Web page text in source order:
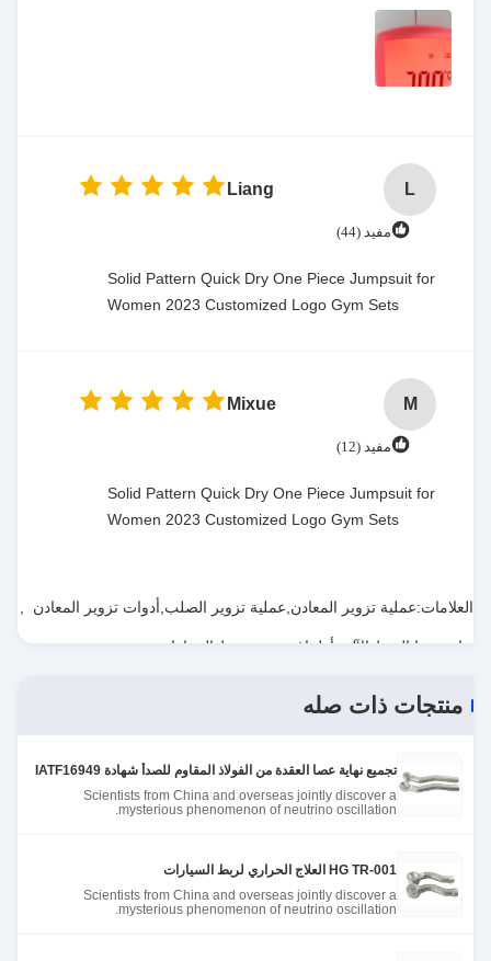
L
Liang
مفيد (44)
Solid Pattern Quick Dry One Piece Jumpsuit for
Women 2023 Customized Logo Gym Sets
M
Mixue
مفيد (12)
Solid Pattern Quick Dry One Piece Jumpsuit for
Women 2023 Customized Logo Gym Sets
العلامات:عملية تزوير المعادن,عملية تزوير الصلب,أدوات تزوير المعادن
نهاية عصا الربط الآلي,أطراف عصى ربط السيارات ,
منتجات ذات صله
تجميع نهاية عصا العقدة من الفولاذ المقاوم للصدأ شهادة IATF16949
Scientists from China and overseas jointly discover a
mysterious phenomenon of neutrino oscillation.
HG TR-001 العلاج الحراري لربط السيارات
Scientists from China and overseas jointly discover a
mysterious phenomenon of neutrino oscillation.